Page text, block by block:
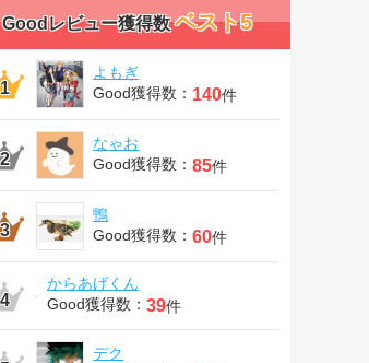
Goodレビュー獲得数ベスト5
よもぎ
Good獲得数： 140件
なゃお
Good獲得数： 85件
鴨
Good獲得数： 60件
からあげくん
Good獲得数： 39件
デク